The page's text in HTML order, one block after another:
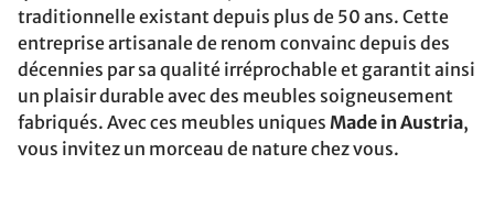
traditionnelle existant depuis plus de 50 ans. Cette
entreprise artisanale de renom convainc depuis des
décennies par sa qualité irréprochable et garantit ainsi
un plaisir durable avec des meubles soigneusement
fabriqués. Avec ces meubles uniques Made in Austria,
vous invitez un morceau de nature chez vous.